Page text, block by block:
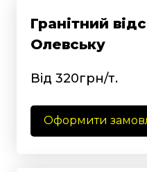
Гранітний
Олевську
Від 320грн/т.
Оформити